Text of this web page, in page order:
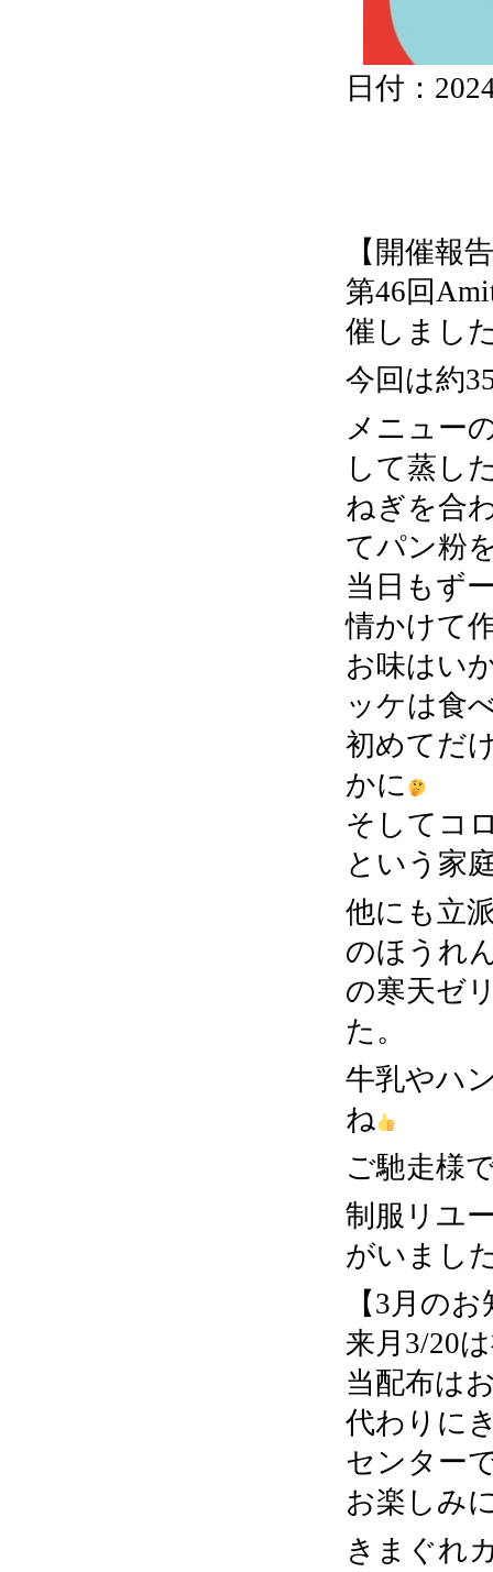
日付：
【開催報
第46回
催しまし
今回は約
メニュー
して蒸し
ねぎを合
てパン粉
当日もず
情かけて
お味はい
ッケは食
初めてだ
かに
そしてコ
という家
他にも立
のほうれ
の寒天ゼ
た。
牛乳やハ
ね
ご馳走様
制服リユ
がいまし
【3月の
来月3/20
当配布は
代わりに
センター
お楽しみ
きまぐれ